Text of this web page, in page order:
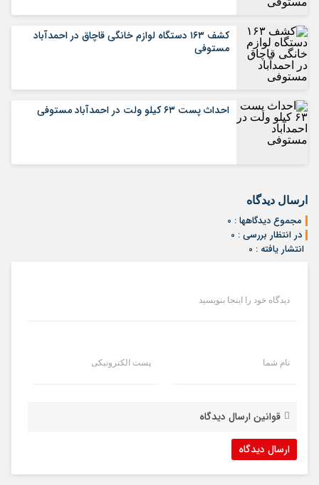
کشف ۱۶۳ دستگاه لوازم خانگی قاچاق در احمدآباد
مستوفی
احداث پست ۶۳ کیلو ولت در احمدآباد مستوفی
ارسال دیدگاه
مجموع دیدگاهها : 0
در انتظار بررسی : 0
انتشار یافته : 0
دیدگاه خود را اینجا بنویسید
نام شما پست الکترونیکی
قوانین ارسال دیدگاه